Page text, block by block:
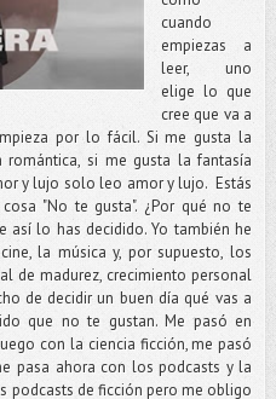
cuando
empiezas a
leer, uno
elige lo que
cree que va a
por lo fácil. Si me gusta la
si me gusta la fantasía
y lujo solo leo amor y lujo. Estás
"No te gusta". ¿Por qué no te
así lo has decidido. Yo también he
la música y, por supuesto, los
de madurez, crecimiento personal
de decidir un buen día qué vas a
que no te gustan. Me pasó en
con la ciencia ficción, me pasó
pasa ahora con los podcasts y la
podcasts de ficción pero me obligo